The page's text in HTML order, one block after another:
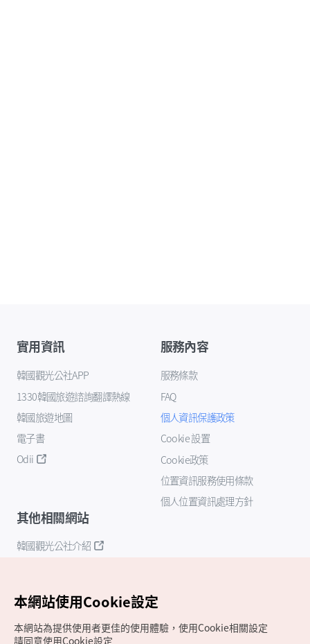
實用資訊
韓國觀光公社APP
1330韓國旅遊諮詢翻譯熱線
韓國旅遊地圖
電子書
Odii
服務內容
服務條款
FAQ
個人資訊保護政策
Cookie 設置
Cookie政策
位置資訊服務使用條款
個人位置資訊處理方針
其他相關網站
韓國觀光公社介紹
本網站使用Cookie設定
本網站為提供使用者更佳的使用體驗，使用Cookie相關設定
請同意使用Cookie設定